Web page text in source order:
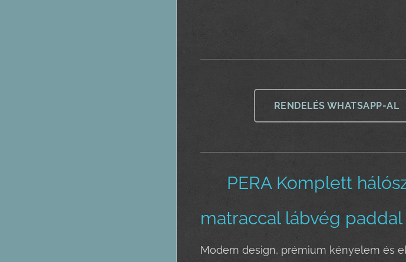
RENDELÉS WHATSAPP-AL
🔥 PERA Komplett
matraccal lábvég paddal
Modern design, prémium kényelem és